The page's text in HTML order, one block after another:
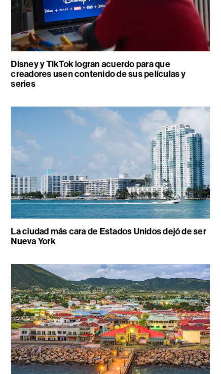
Disney y TikTok logran acuerdo para que
creadores usen contenido de sus películas y
series
La ciudad más cara de Estados Unidos dejó de ser
Nueva York